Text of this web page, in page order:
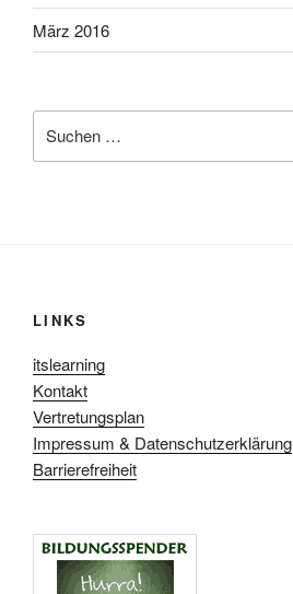
März 2016
nach:
LINKS
itslearning
Kontakt
Vertretungsplan
Impressum & Datenschutzerklärung
Barrierefreiheit